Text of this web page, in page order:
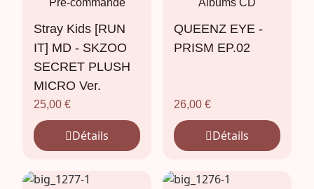
Pré-commande
Stray Kids [RUN
IT] MD - SKZOO
SECRET PLUSH
MICRO Ver.
25,00€
Détails
Albums CD
QUEENZ EYE -
PRISM EP.02
26,00 €
Détails